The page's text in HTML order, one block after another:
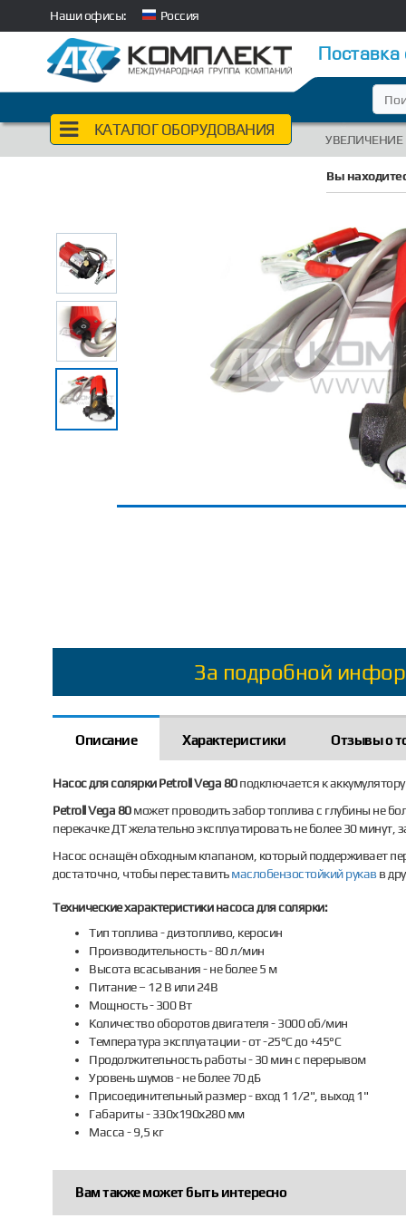
Наши офисы: Россия
КАТАЛОГ ОБОРУДОВАНИЯ
УВЕЛИЧЕНИЕ
Вы
За подробной
Описание Характеристики Отзывы о
Насос для солярки Petroll Vega 80подключается к
Petroll Vega 80может проводить забор топлива с глубины не
перекачке ДТ желательно эксплуатировать не более 30
Насос оснащён обходным клапаном, который поддерживает
достаточно, чтобы переставитьмаслобензостойкий рукавв
Технические характеристики насоса для солярки:
Тип топлива - дизтопливо, керосин
Производительность - 80 л/мин
Высота всасывания - не более 5 м
Питание – 12 В или 24В
Мощность - 300 Вт
Количество оборотов двигателя - 3000 об/мин
Температура эксплуатации - от -25°С до +45°С
Продолжительность работы - 30 мин с перерывом
Уровень шумов - не более 70 дБ
Присоединительный размер - вход 1 1/2", выход 1"
Габариты - 330х190х280 мм
Масса - 9,5 кг
Вам также может быть интересно